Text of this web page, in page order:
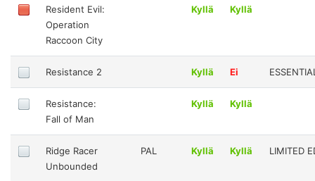
Resident Evil:
Operation
Raccoon City
Kyllä Kyllä
Resistance 2 Kyllä Ei
Resistance:
Fall of Man
Kyllä Kyllä
Ridge Racer
Unbounded
PAL Kyllä Kyllä LIMITED